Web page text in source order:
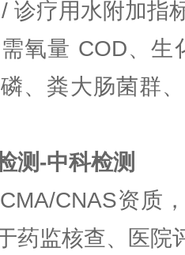
诊疗用水附加指
氧量 COD、生
、粪大肠菌群
测-中科检测
CNAS资质
药监核查、医院